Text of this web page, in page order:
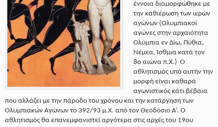
έννοια διαμορφώθηκε με
την καθιέρωση των ιερών
αγώνων (Ολυμπιακοί
αγώνες στην αρχαιότητα
Ολύμπια εν Δίω, Πύθια,
Νέμεα, Ίσθμια κατά τον
8ο αιώνα π.Χ.) Ο
αθλητισμός υπό αυτήν την
μορφή είναι καθαρά
αγωνιστικός κάτι βέβαια
που αλλάζει με την πάροδο του χρόνου και την κατάργηση των
Ολυμπιακών Αγώνων το 392/93 μ.Χ. από τον Θεοδόσιο Α’. Ο
αθλητισμός θα επανεμφανιστεί αργότερα στις αρχές του 19ου